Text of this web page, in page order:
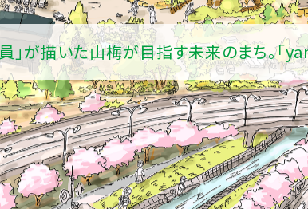
」が描いた山梅が目指す未来のまち。「